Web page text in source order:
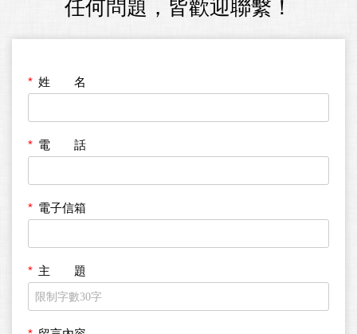
任何問題，皆歡迎聯繫！
主 題
姓 名
電 話
電子信箱